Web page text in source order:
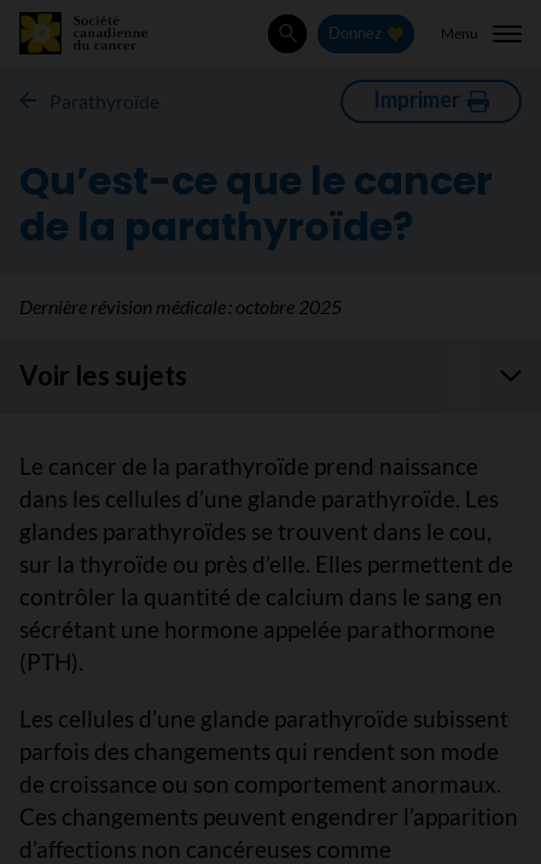
Rechercher
Donnez Menu
Parathyroïde Imprimer
Qu’est-ce que le cancer
de la parathyroïde?
Dernière révision médicale : octobre 2025
Voir les sujets
Le cancer de la parathyroïde prend naissance
dans les cellules d’une glande parathyroïde. Les
glandes parathyroïdes se trouvent dans le cou,
sur la thyroïde ou près d’elle. Elles permettent de
contrôler la quantité de calcium dans le sang en
sécrétant une hormone appelée parathormone
(PTH).
Les cellules d’une glande parathyroïde subissent
parfois des changements qui rendent son mode
de croissance ou son comportement anormaux.
Ces changements peuvent engendrer l’apparition
d’affections non cancéreuses comme